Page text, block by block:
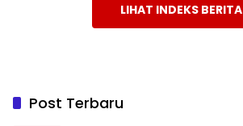
LIHAT INDEKS BERITA
Post Terbaru